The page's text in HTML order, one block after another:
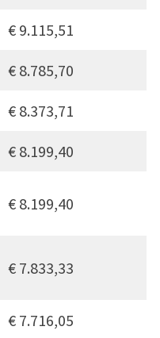
€ 9.115,51
€ 8.785,70
€ 8.373,71
€ 8.199,40
€ 8.199,40
€ 7.833,33
€ 7.716,05